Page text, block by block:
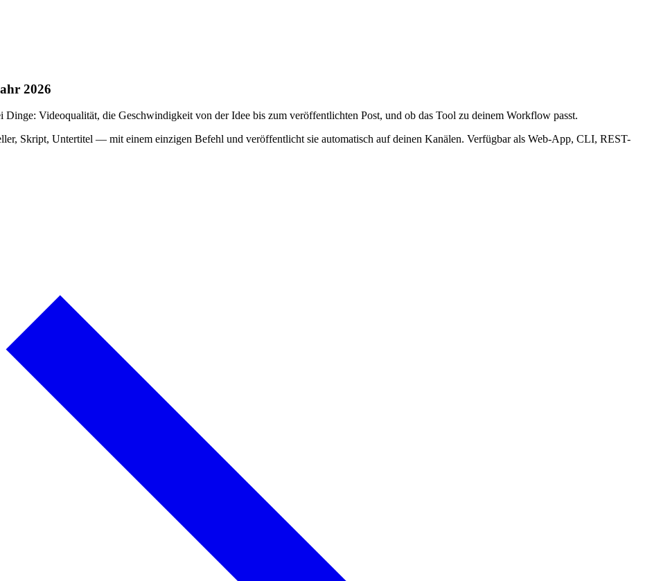
2026
Videoqualität, die Geschwindigkeit von der Idee bis zum veröffentlichten Post, und ob das Tool zu deinem Workflow passt.
Skript, Untertitel — mit einem einzigen Befehl und veröffentlicht sie automatisch auf deinen Kanälen. Verfügbar als Web-App, CLI, REST-